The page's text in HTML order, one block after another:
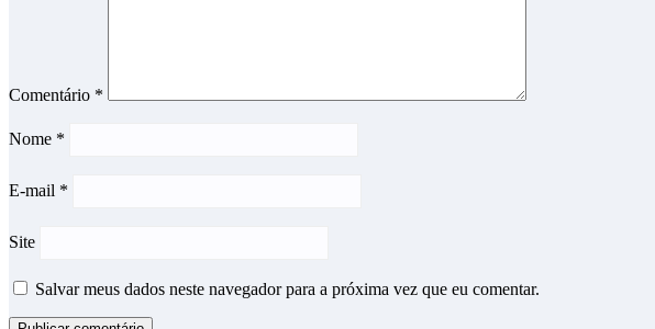
Comentário *
Nome *
E-mail *
Site
Salvar meus dados neste navegador para a próxima vez que eu comentar.